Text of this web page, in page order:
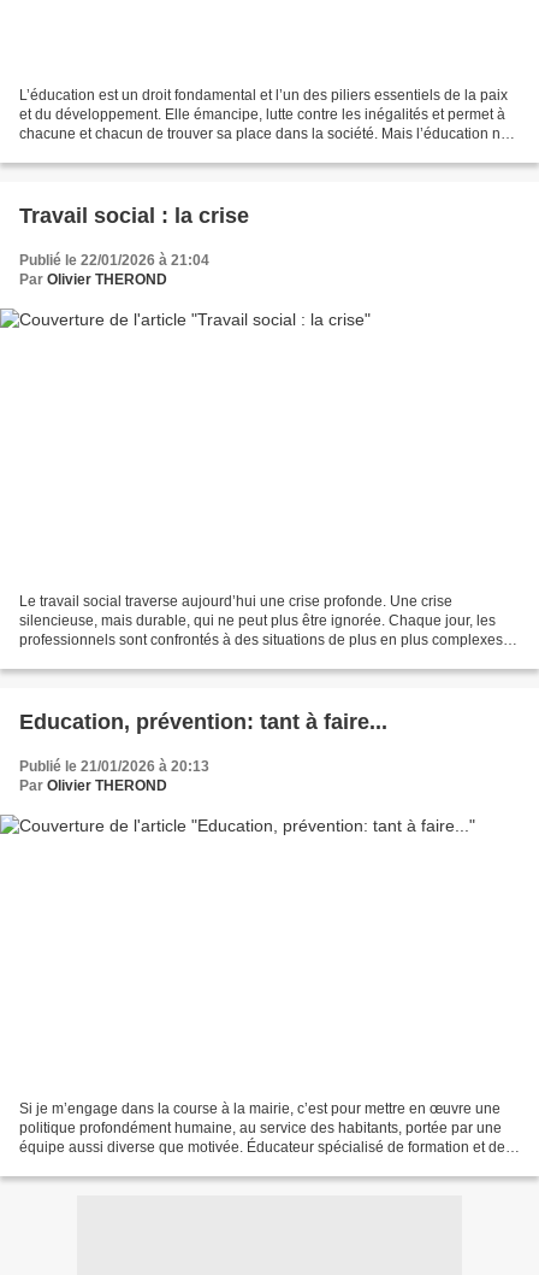
L’éducation est un droit fondamental et l’un des piliers essentiels de la paix
et du développement. Elle émancipe, lutte contre les inégalités et permet à
chacune et chacun de trouver sa place dans la société. Mais l’éducation ne
Travail social : la crise
Publié le 22/01/2026 à 21:04
Par Olivier THEROND
Le travail social traverse aujourd’hui une crise profonde. Une crise
silencieuse, mais durable, qui ne peut plus être ignorée. Chaque jour, les
professionnels sont confrontés à des situations de plus en plus complexes :
Education, prévention: tant à faire...
Publié le 21/01/2026 à 20:13
Par Olivier THEROND
Si je m’engage dans la course à la mairie, c’est pour mettre en œuvre une
politique profondément humaine, au service des habitants, portée par une
équipe aussi diverse que motivée. Éducateur spécialisé de formation et de